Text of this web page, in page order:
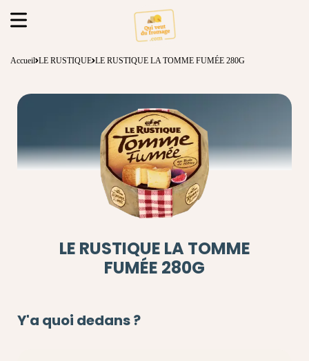
Accueil LE RUSTIQUE LE RUSTIQUE LA TOMME FUMÉE 280G
LE RUSTIQUE LA TOMME
FUMÉE 280G
Y'a quoi dedans ?